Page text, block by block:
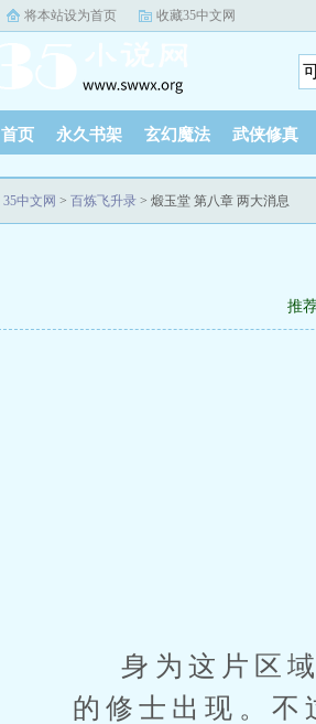
将本站设为首页 收藏35中文网
首页 永久书架 玄幻魔法 武侠修真
35中文网 > 百炼飞升录 > 煅玉堂 第八章 两大消息
推
身为这片区域
的修士出现。不